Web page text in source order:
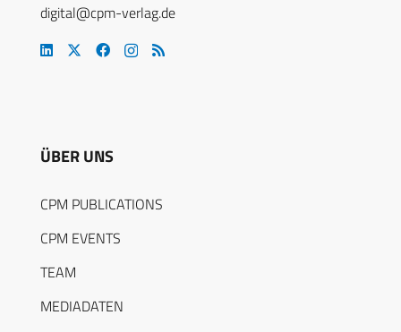
digital@cpm-verlag.de
ÜBER UNS
CPM PUBLICATIONS
CPM EVENTS
TEAM
MEDIADATEN